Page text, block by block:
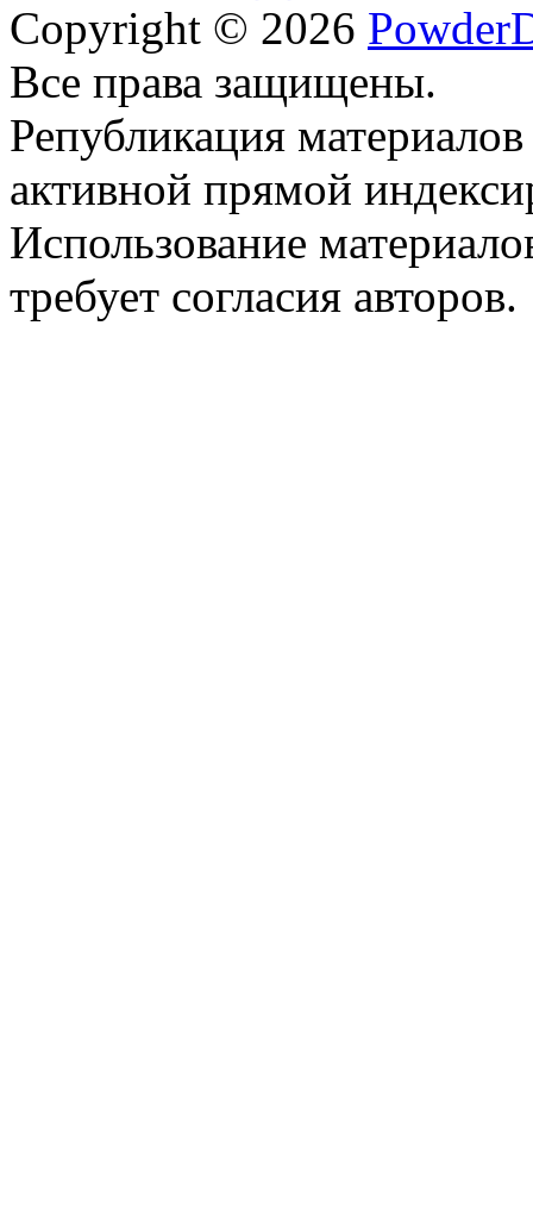
Copyright © 2026
Все права защищены.
Републикация
активной прямой
Использование
требует согласия авторов.